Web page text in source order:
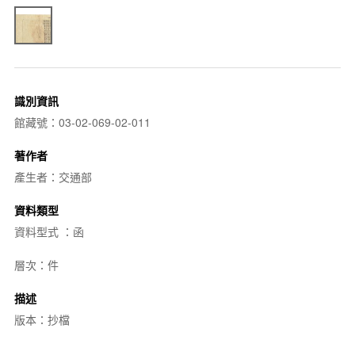
識別資訊
館藏號：03-02-069-02-011
著作者
產生者：交通部
資料類型
資料型式 ：函
層次：件
描述
版本：抄檔